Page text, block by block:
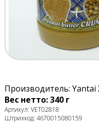
Производитель: Yantai
Вес нетто: 340 г
Артикул: VET02818
Штрихкод: 4670015080159